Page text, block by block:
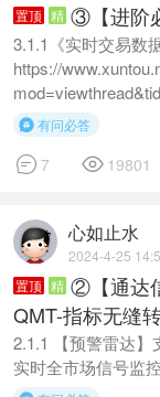
置顶 精 ③【进阶
3.1.1《实时交易数
https://
有问必答
 7  19801
心如止水
2024-4-25
置顶 精 ②【通达
QMT-指标无缝
2.1.1 【预警雷达】
实时全市场信号监